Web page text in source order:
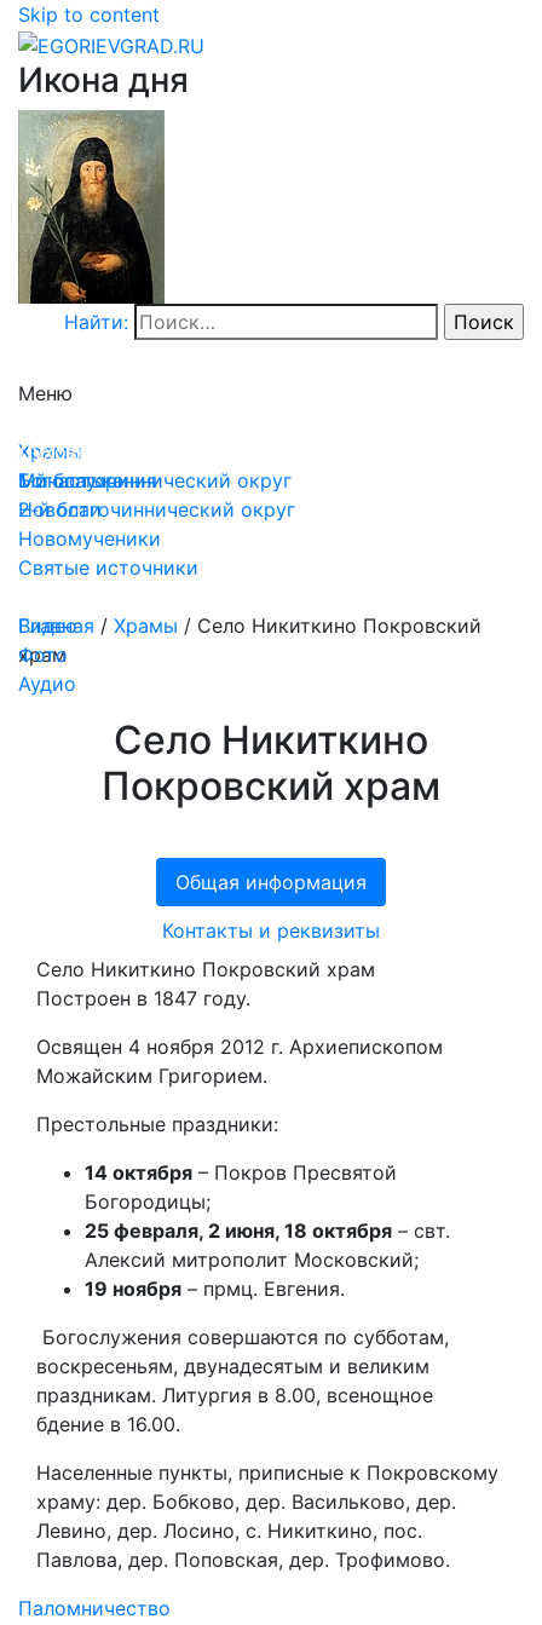
Skip to content
Икона дня
Найти:
Меню
Храмы
Монастыри
Духовенство
1-й благочиннический округ
2-й благочиннический округ
Богослужения
Новости
Новомученики
Святые источники
Видео
Фото
Аудио
Главная / Храмы / Село Никиткино Покровский
храм
Село Никиткино
Покровский храм
Общая информация
Контакты и реквизиты
Село Никиткино Покровский храм
Построен в 1847 году.
Освящен 4 ноября 2012 г. Архиепископом
Можайским Григорием.
Престольные праздники:
14 октября – Покров Пресвятой
Богородицы;
25 февраля, 2 июня, 18 октября – свт.
Алексий митрополит Московский;
19 ноября – прмц. Евгения.
Богослужения совершаются по субботам,
воскресеньям, двунадесятым и великим
праздникам. Литургия в 8.00, всенощное
бдение в 16.00.
Населенные пункты, приписные к Покровскому
храму: дер. Бобково, дер. Васильково, дер.
Левино, дер. Лосино, с. Никиткино, пос.
Павлова, дер. Поповская, дер. Трофимово.
Паломничество